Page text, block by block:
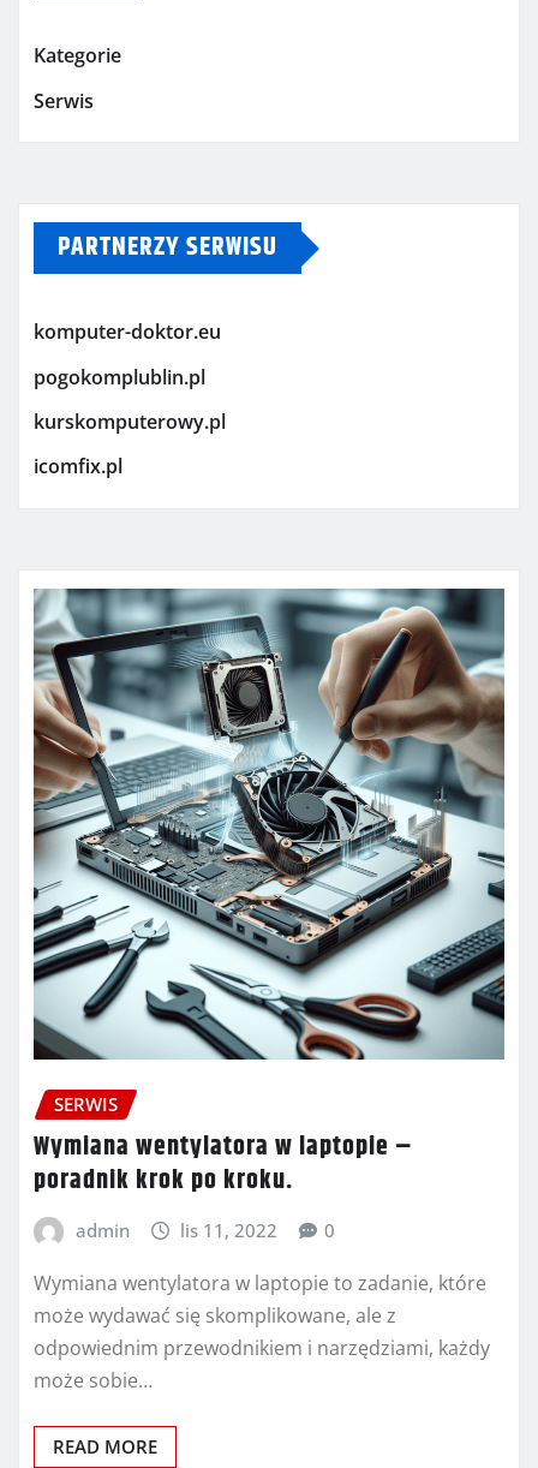
Kategorie
Serwis
PARTNERZY SERWISU
komputer-doktor.eu
pogokomplublin.pl
kurskomputerowy.pl
icomfix.pl
SERWIS
Wymiana wentylatora w laptopie –
poradnik krok po kroku.
admin lis 11, 2022 0
Wymiana wentylatora w laptopie to zadanie, które
może wydawać się skomplikowane, ale z
odpowiednim przewodnikiem i narzędziami, każdy
może sobie…
READ MORE